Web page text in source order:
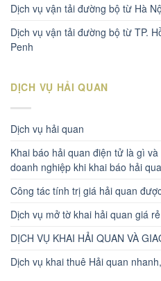
Dịch vụ vận tải đường bộ từ Hà
Dịch vụ vận tải đường bộ từ TP.
Penh
DỊCH VỤ HẢI QUAN
Dịch vụ hải quan
Khai báo hải quan điện tử là gì
doanh nghiệp khi khai báo hải
Công tác tính trị giá hải quan
Dịch vụ mở tờ khai hải quan giá
DỊCH VỤ KHAI HẢI QUAN VÀ
Dịch vụ khai thuê Hải quan